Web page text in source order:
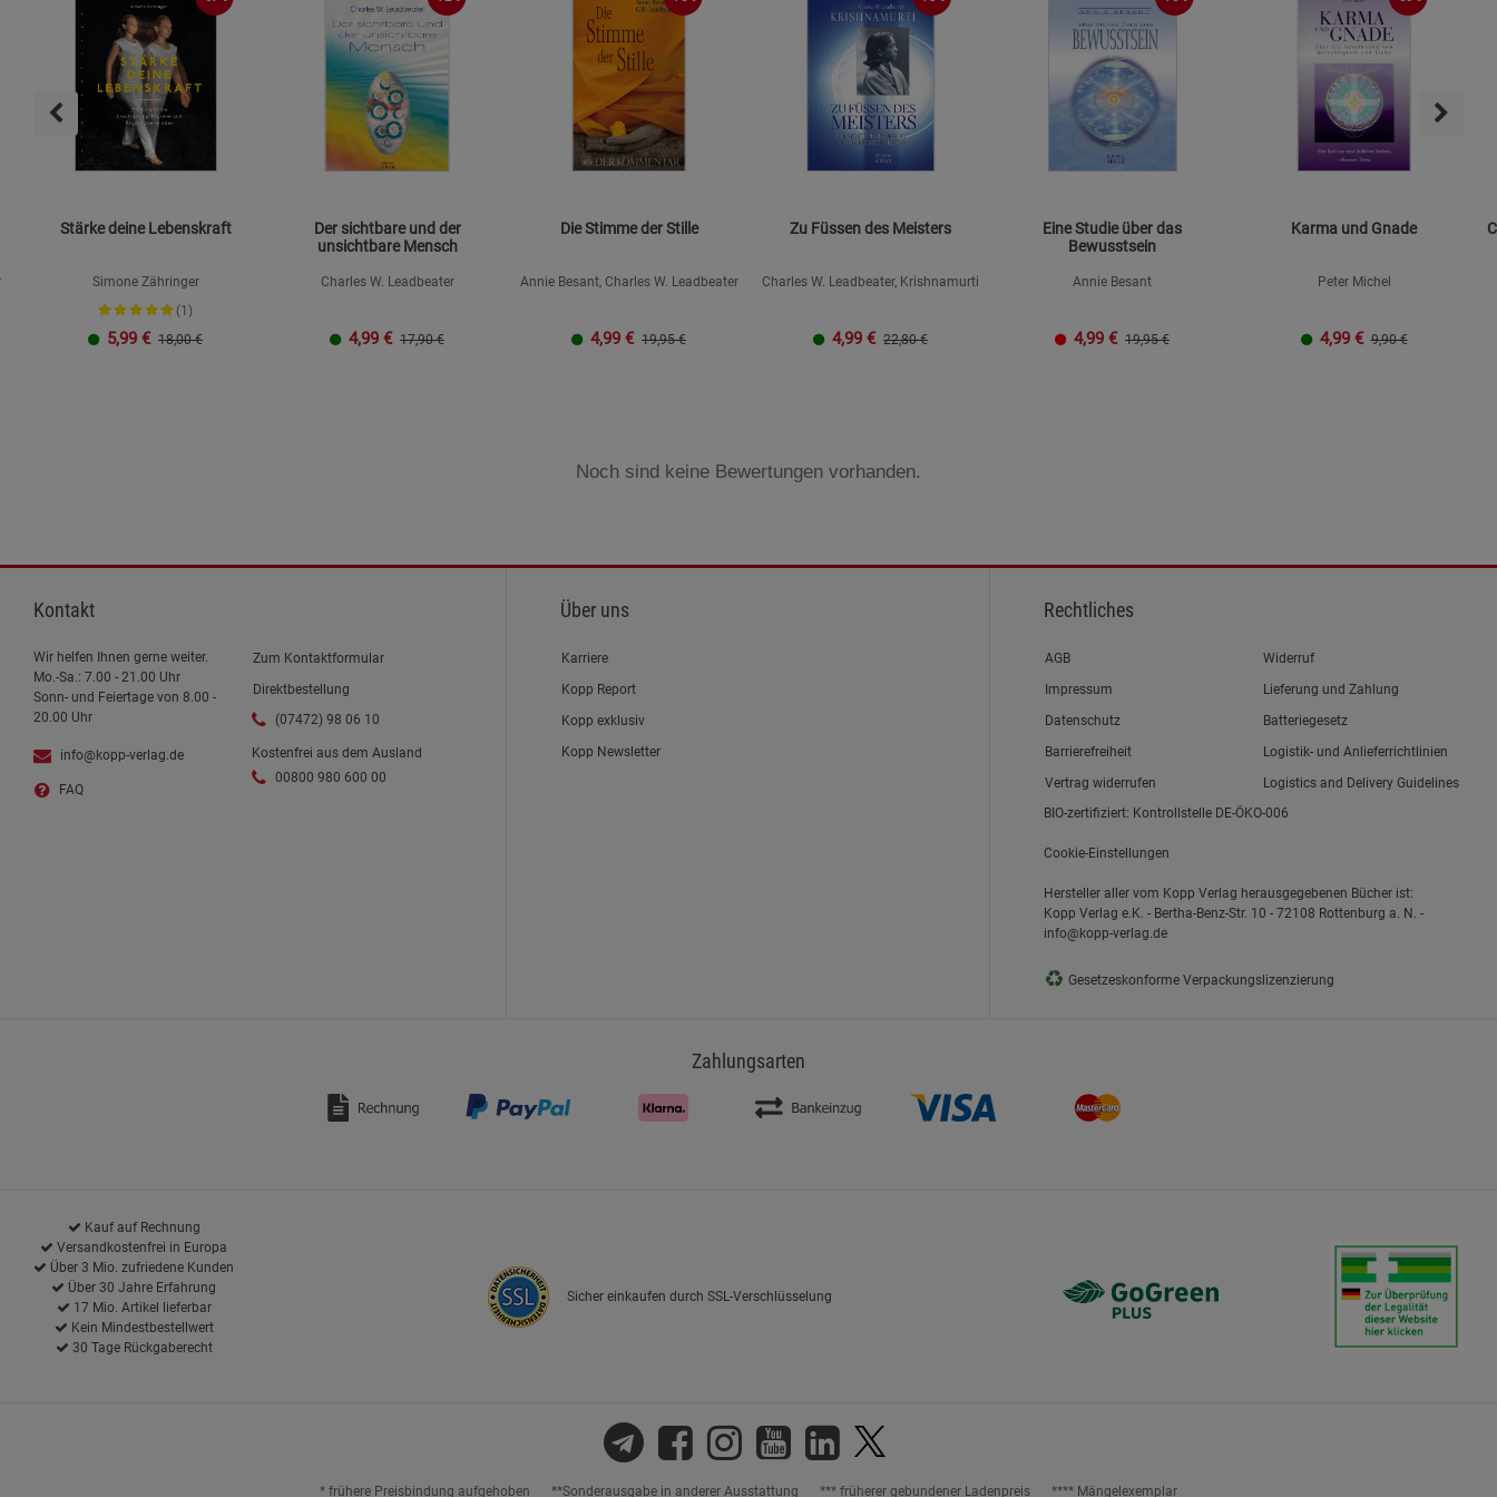
Stärke deine Lebenskraft
Simone Zähringer
(1)
5,99 € 18,00 €
Der sichtbare und der
unsichtbare Mensch
Charles W. Leadbeater
4,99 € 17,90 €
Die Stimme der Stille
Annie Besant, Charles W. Leadbeater
4,99 € 19,95 €
Zu Füssen des Meisters
Charles W. Leadbeater, Krishnamurti
4,99 € 22,80 €
Eine Studie über das
Bewusstsein
Annie Besant
4,99 € 19,95 €
Karma und Gnade
Peter Michel
4,99 € 9,90 €
Noch sind keine Bewertungen vorhanden.
Kontakt
Wir helfen Ihnen gerne weiter.
Mo.-Sa.: 7.00 - 21.00 Uhr
Sonn- und Feiertage von 8.00 -
20.00 Uhr
info@kopp-verlag.de
FAQ
Zum Kontaktformular
Direktbestellung
(07472) 98 06 10
Kostenfrei aus dem Ausland
00800 980 600 00
Über uns
Karriere
Kopp Report
Kopp exklusiv
Kopp Newsletter
Rechtliches
Link zum/zur
AGB
Link zum/zur
Impressum
Link zum/zur
Datenschutz
Link zum/zur
Barrierefreiheit
Vertrag widerrufen
Widerruf
Lieferung und Zahlung
Batteriegesetz
Logistik- und Anlieferrichtlinien
Logistics and Delivery Guidelines
BIO-zertifiziert: Kontrollstelle DE-ÖKO-006
Cookie-Einstellungen
Hersteller aller vom Kopp Verlag herausgegebenen Bücher ist:
Kopp Verlag e.K. - Bertha-Benz-Str. 10 - 72108 Rottenburg a. N. -
info@kopp-verlag.de
♻ Gesetzeskonforme Verpackungslizenzierung
Zahlungsarten
Kauf auf Rechnung
Versandkostenfrei in Europa
Über 3 Mio. zufriedene Kunden
Über 30 Jahre Erfahrung
17 Mio. Artikel lieferbar
Kein Mindestbestellwert
30 Tage Rückgaberecht
Sicher einkaufen durch SSL-Verschlüsselung
* frühere Preisbindung aufgehoben **Sonderausgabe in anderer Ausstattung *** früherer gebundener Ladenpreis **** Mängelexemplar
Statistik Cookies (2) Statistik Cookies
Beschreibung Statistik Cookies
Cookie-Informationen anzeigen
Marketing Cookies (3)
Cookie-Informationen anzeigen
Datenschutzerklärung Impressum